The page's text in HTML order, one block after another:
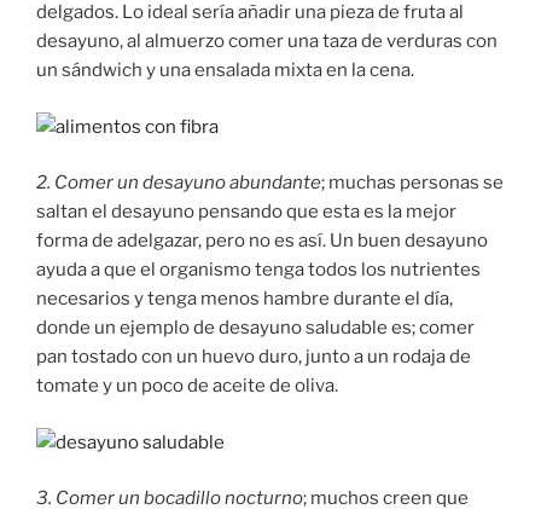
delgados. Lo ideal sería añadir una pieza de fruta al
desayuno, al almuerzo comer una taza de verduras con
un sándwich y una ensalada mixta en la cena.
2. Comer un desayuno abundante; muchas personas se
saltan el desayuno pensando que esta es la mejor
forma de adelgazar, pero no es así. Un buen desayuno
ayuda a que el organismo tenga todos los nutrientes
necesarios y tenga menos hambre durante el día,
donde un ejemplo de desayuno saludable es; comer
pan tostado con un huevo duro, junto a un rodaja de
tomate y un poco de aceite de oliva.
3. Comer un bocadillo nocturno; muchos creen que